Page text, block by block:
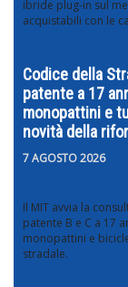
ibride plug-in sul
acquistabili con le
Codice della
patente a 17
monopattini e
novità della
7 AGOSTO 2026
Il MIT avvia la
patente B e C a 17
monopattini e
stradale.